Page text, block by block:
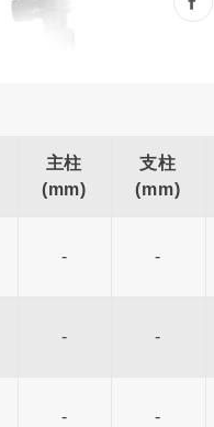
主柱
(mm)
支柱
(mm)
- -
- -
- -